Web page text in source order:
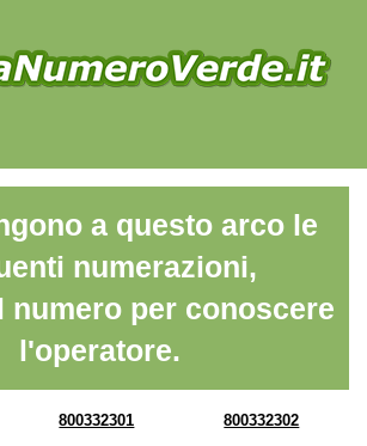
a questo arco le
numerazioni,
numero per conoscere
l'operatore.
800332301 800332302